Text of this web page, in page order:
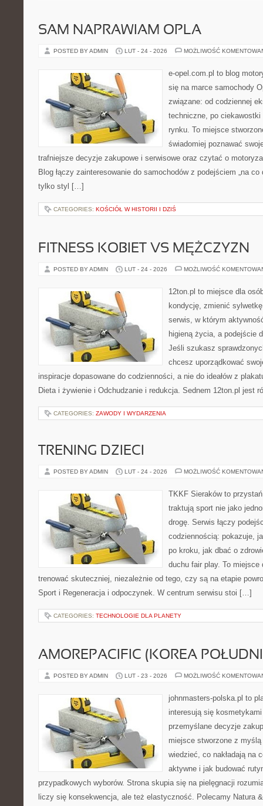
SAM NAPRAWIAM OPLA
POSTED BY ADMIN LUT - 24 - 2026 MOŻLIWOŚĆ
e-opel.com.pl to blog
się na marce samochody
związane: od codziennej
techniczne, po
rynku. To miejsce
świadomiej poznawać
trafniejsze decyzje zakupowe i serwisowe oraz czytać o
Blog łączy zainteresowanie do samochodów z podejściem „na
tylko styl […]
CATEGORIES: KOŚCIÓŁ W HISTORII I DZIŚ
FITNESS KOBIET VS MĘŻCZYZN
POSTED BY ADMIN LUT - 24 - 2026 MOŻLIWOŚĆ
12ton.pl to miejsce dla
kondycję, zmienić
serwis, w którym
higieną życia, a podejście
Jeśli szukasz
chcesz uporządkować
inspiracje dopasowane do codzienności, a nie do ideałów z
Dieta i żywienie i Odchudzanie i redukcja. Sednem 12ton.pl jest
CATEGORIES: ZAWODY I WYDARZENIA
TRENING DZIECI
POSTED BY ADMIN LUT - 24 - 2026 MOŻLIWOŚĆ
TKKF Sieraków to
traktują sport nie jako
drogę. Serwis łączy
codziennością: pokazuje,
po kroku, jak dbać o
duchu fair play. To
trenować skuteczniej, niezależnie od tego, czy są na etapie
Sport i Regeneracja i odpoczynek. W centrum serwisu stoi […]
CATEGORIES: TECHNOLOGIE DLA PLANETY
AMOREPACIFIC (KOREA
POSTED BY ADMIN LUT - 23 - 2026 MOŻLIWOŚĆ
johnmasters-polska.pl to
interesują się
przemyślane decyzje
miejsce stworzone z
wiedzieć, co nakładają na
aktywne i jak budować
przypadkowych wyborów. Strona skupia się na pielęgnacji
liczy się konsekwencja, ale też elastyczność. Polecamy Natura